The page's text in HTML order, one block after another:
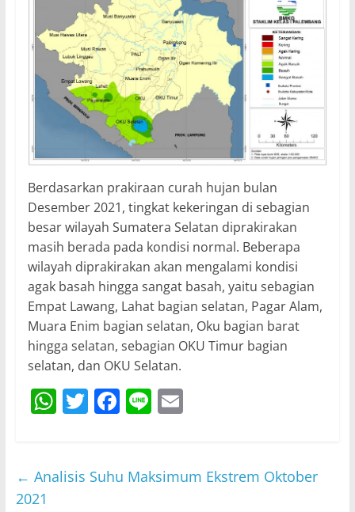
Berdasarkan prakiraan curah hujan bulan
Desember 2021, tingkat kekeringan di sebagian
besar wilayah Sumatera Selatan diprakirakan
masih berada pada kondisi normal. Beberapa
wilayah diprakirakan akan mengalami kondisi
agak basah hingga sangat basah, yaitu sebagian
Empat Lawang, Lahat bagian selatan, Pagar Alam,
Muara Enim bagian selatan, Oku bagian barat
hingga selatan, sebagian OKU Timur bagian
selatan, dan OKU Selatan.
W
s
T
er
F
e
Li E
l
← Analisis Suhu Maksimum Ekstrem Oktober
2021